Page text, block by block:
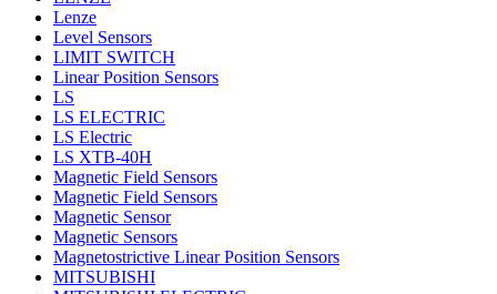
Lenze
Level Sensors
LIMIT SWITCH
Linear Position Sensors
LS
LS ELECTRIC
LS Electric
LS XTB-40H
Magnetic Field Sensors
Magnetic Field Sensors
Magnetic Sensor
Magnetic Sensors
Magnetostrictive Linear Position Sensors
MITSUBISHI